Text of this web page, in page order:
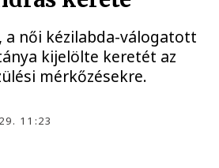
a női kézilabda-válogatott
kijelölte keretét az
mérkőzésekre.
11:23